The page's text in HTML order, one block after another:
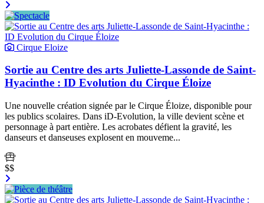
Cirque Eloize
Sortie au Centre des arts Juliette-Lassonde de Saint-
Hyacinthe : ID Evolution du Cirque Éloize
Une nouvelle création signée par le Cirque Éloize, disponible pour
les publics scolaires. Dans iD-Evolution, la ville devient scène et
personnage à part entière. Les acrobates défient la gravité, les
danseurs et danseuses explosent en mouveme...
$$